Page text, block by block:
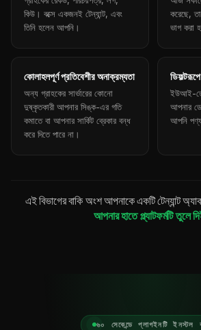
কিউ। বক্সে একজনই টেন্যান্ট, এবং
তিনি হলেন আপনি।
করেছে,
ভাগ করা
কোলাহলপূর্ণ প্রতিবেশীর অনাক্রম্যতা
অন্য গ্রাহকের সার্ভারের কোনো
দুষ্কৃতকারী আপনার সিঙ্ক-এর গতি
কমাতে বা আপনার সার্কিট ব্রেকার বন্ধ
করে দিতে পারে না।
ইউআই-তে
আপনার
আপনি
এই বিভাগের বাকি অংশ আপনাকে একটি টেন্যান্ট
আপনার হাতে প্ল্যাটফর্মটি তুলে
৬০ সেকেন্ডে প্লাগইনটি ইনস্টল